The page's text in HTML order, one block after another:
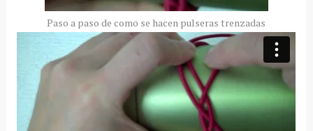
Paso a paso de como se hacen pulseras trenzadas